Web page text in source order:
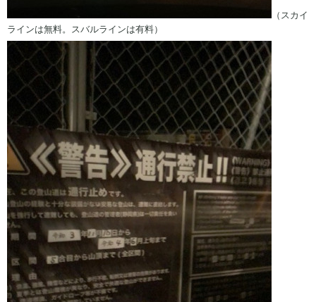
（スカイ
ラインは無料。スバルラインは有料）